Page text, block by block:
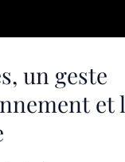
un geste
et